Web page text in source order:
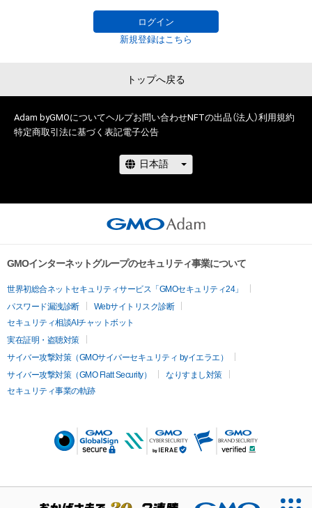
ログイン
新規登録はこちら
トップへ戻る
Adam byGMOについてヘルプお問い合わせNFTの出品（法人）利用規約
特定商取引法に基づく表記電子公告
GMOインターネットグループのセキュリティ事業について
世界初総合ネットセキュリティサービス「GMOセキュリティ24」
パスワード漏洩診断
Webサイトリスク診断
セキュリティ相談AIチャットボット
実在証明・盗聴対策
サイバー攻撃対策（GMOサイバーセキュリティ byイエラエ）
サイバー攻撃対策（GMO Flatt Security）
なりすまし対策
セキュリティ事業の軌跡